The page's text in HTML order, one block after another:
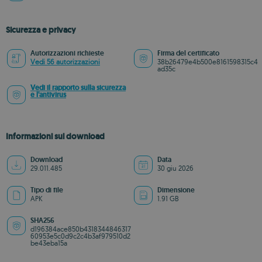
Sicurezza e privacy
Autorizzazioni richieste
Vedi 56 autorizzazioni
Firma del certificato
38b26479e4b500e8161598315c4
ad35c
Vedi il rapporto sulla sicurezza
e l'antivirus
Informazioni sul download
Download
29.011.485
Data
30 giu 2026
Tipo di file
APK
Dimensione
1.91 GB
SHA256
d196384ace850b4318344846317
60953e5c0d9c2c4b3af979510d2
be43eba15a